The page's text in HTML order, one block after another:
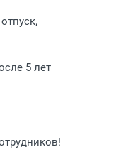
5 лет